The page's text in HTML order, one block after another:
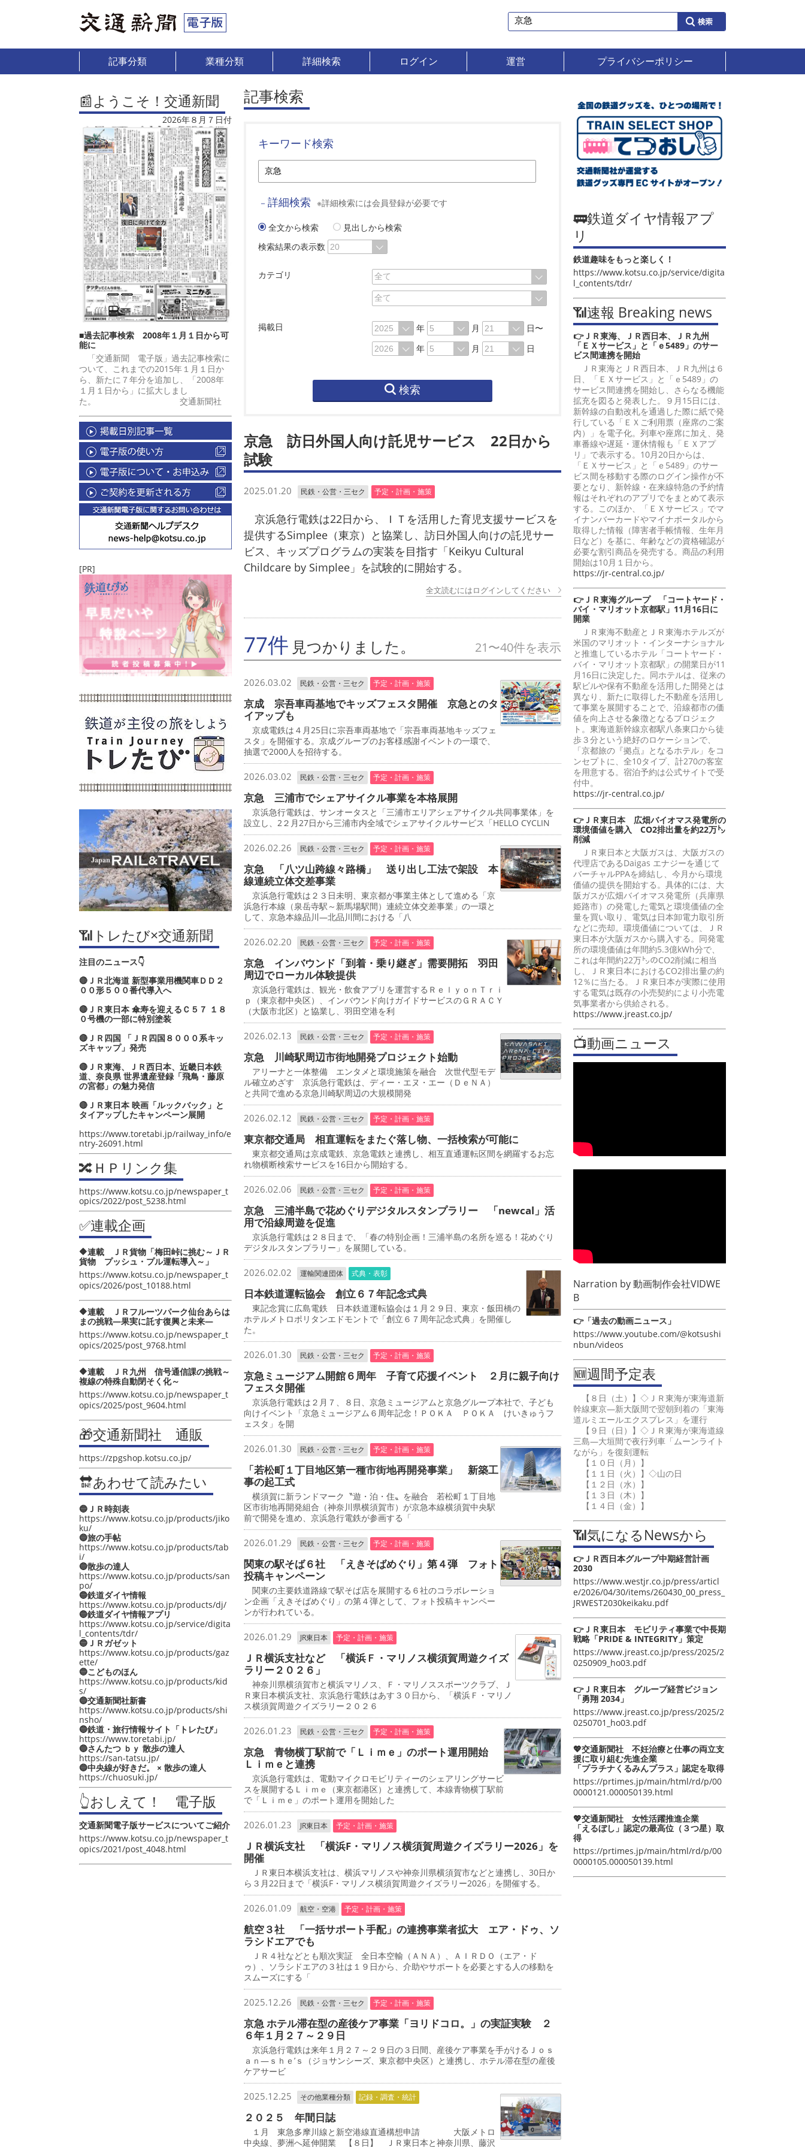
記事分類 業種分類 詳細検索 ログイン 運営 プライバシーポリシー
📰ようこそ！交通新聞
2026年８月７日付
■過去記事検索 2008年１月１日から可
能に
「交通新聞 電子版」過去記事検索に
ついて、これまでの2015年１月１日か
ら、新たに７年分を追加し、「2008年
１月１日から」に拡大しまし
た。 交通新聞社
[PR]
📶トレたび×交通新聞
注目のニュース👇
🔴ＪＲ北海道 新型事業用機関車ＤＤ２
００形５００番代導入へ
🔴ＪＲ東日本 傘寿を迎えるＣ５７ １８
０号機の一部に特別塗装
🔴ＪＲ四国 「ＪＲ四国８０００系キッ
ズキャップ」発売
🔴ＪＲ東海、ＪＲ西日本、近畿日本鉄
道、奈良県 世界遺産登録「飛鳥・藤原
の宮都」の魅力発信
🔴ＪＲ東日本 映画「ルックバック」と
タイアップしたキャンペーン展開
https://www.toretabi.jp/railway_info/e
ntry-26091.html
🔀ＨＰリンク集
https://www.kotsu.co.jp/newspaper_t
opics/2022/post_5238.html
✅連載企画
🔶連載 ＪＲ貨物「梅田峠に挑む～ＪＲ
貨物 プッシュ・プル運転導入～」
https://www.kotsu.co.jp/newspaper_t
opics/2026/post_10188.html
🔶連載 ＪＲフルーツパーク仙台あらは
まの挑戦―果実に託す復興と未来―
https://www.kotsu.co.jp/newspaper_t
opics/2025/post_9768.html
🔶連載 ＪＲ九州 信号通信課の挑戦～
複線の特殊自動閉そく化～
https://www.kotsu.co.jp/newspaper_t
opics/2025/post_9604.html
🎁交通新聞社 通販
https://zpgshop.kotsu.co.jp/
🔛あわせて読みたい
🔵ＪＲ時刻表
https://www.kotsu.co.jp/products/jiko
ku/
🔵旅の手帖
https://www.kotsu.co.jp/products/tab
i/
🔵散歩の達人
https://www.kotsu.co.jp/products/san
po/
🔵鉄道ダイヤ情報
https://www.kotsu.co.jp/products/dj/
🔵鉄道ダイヤ情報アプリ
https://www.kotsu.co.jp/service/digita
l_contents/tdr/
🔵ＪＲガゼット
https://www.kotsu.co.jp/products/gaz
ette/
🔵こどものほん
https://www.kotsu.co.jp/products/kid
s/
🔵交通新聞社新書
https://www.kotsu.co.jp/products/shi
nsho/
🔵鉄道・旅行情報サイト「トレたび」
https://www.toretabi.jp/
🔵さんたつ ｂｙ 散歩の達人
https://san-tatsu.jp/
🔵中央線が好きだ。 × 散歩の達人
https://chuosuki.jp/
👆おしえて！ 電子版
交通新聞電子版サービスについてご紹介
https://www.kotsu.co.jp/newspaper_t
opics/2021/post_4048.html
記事検索
キーワード検索
－ 詳細検索 ※詳細検索には会員登録が必要です
全文から検索
見出しから検索
検索結果の表示数
カテゴリ
掲載日 年 月
日〜
年
月 日
検索
京急 訪日外国人向け託児サービス 22日から
試験
2025.01.20 民鉄・公営・三セク 予定・計画・施策
京浜急行電鉄は22日から、ＩＴを活用した育児支援サービスを
提供するSimplee（東京）と協業し、訪日外国人向けの託児サー
ビス、キッズプログラムの実装を目指す「Keikyu Cultural
Childcare by Simplee」を試験的に開始する。
全文読むにはログインしてください
77件 見つかりました。 21〜40件を表示
2026.03.02 民鉄・公営・三セク 予定・計画・施策
京成 宗吾車両基地でキッズフェスタ開催 京急とのタ
イアップも
京成電鉄は４月25日に宗吾車両基地で「宗吾車両基地キッズフェ
スタ」を開催する。京成グループのお客様感謝イベントの一環で、
抽選で2000人を招待する。
2026.03.02 民鉄・公営・三セク 予定・計画・施策
京急 三浦市でシェアサイクル事業を本格展開
京浜急行電鉄は、サンオータスと「三浦市エリアシェアサイクル共同事業体」を
設立し、2２月27日から三浦市内全域でシェアサイクルサービス「HELLO CYCLIN
2026.02.26 民鉄・公営・三セク 予定・計画・施策
京急 「八ツ山跨線々路橋」 送り出し工法で架設 本
線連続立体交差事業
京浜急行電鉄は２３日未明、東京都が事業主体として進める「京
浜急行本線（泉岳寺駅～新馬場駅間）連続立体交差事業」の一環と
して、京急本線品川―北品川間における「八
2026.02.20 民鉄・公営・三セク 予定・計画・施策
京急 インバウンド「到着・乗り継ぎ」需要開拓 羽田
周辺でローカル体験提供
京浜急行電鉄は、観光・飲食アプリを運営するＲｅｌｙｏｎＴｒｉ
ｐ（東京都中央区）、インバウンド向けガイドサービスのＧＲＡＣＹ
（大阪市北区）と協業し、羽田空港を利
2026.02.13 民鉄・公営・三セク 予定・計画・施策
京急 川崎駅周辺市街地開発プロジェクト始動
アリーナと一体整備 エンタメと環境施策を融合 次世代型モデ
ル確立めざす 京浜急行電鉄は、ディー・エヌ・エー（ＤｅＮＡ）
と共同で進める京急川崎駅周辺の大規模開発
2026.02.12 民鉄・公営・三セク 予定・計画・施策
東京都交通局 相直運転をまたぐ落し物、一括検索が可能に
東京都交通局は京成電鉄、京急電鉄と連携し、相互直通運転区間を網羅するお忘
れ物横断検索サービスを16日から開始する。
2026.02.06 民鉄・公営・三セク 予定・計画・施策
京急 三浦半島で花めぐりデジタルスタンプラリー 「newcal」活
用で沿線周遊を促進
京浜急行電鉄は２８日まで、「春の特別企画！三浦半島の名所を巡る！花めぐり
デジタルスタンプラリー」を展開している。
2026.02.02 運輸関連団体 式典・表彰
日本鉄道運転協会 創立６７年記念式典
東記念賞に広島電鉄 日本鉄道運転協会は１月２９日、東京・飯田橋の
ホテルメトロポリタンエドモントで「創立６７周年記念式典」を開催し
た。
2026.01.30 民鉄・公営・三セク 予定・計画・施策
京急ミュージアム開館６周年 子育て応援イベント ２月に親子向け
フェスタ開催
京浜急行電鉄は２月７、８日、京急ミュージアムと京急グループ本社で、子ども
向けイベント「京急ミュージアム６周年記念！ＰＯＫＡ ＰＯＫＡ けいきゅうフ
ェスタ」を開
2026.01.30 民鉄・公営・三セク 予定・計画・施策
「若松町１丁目地区第一種市街地再開発事業」 新築工
事の起工式
横須賀に新ランドマーク〝遊・泊・住〟を融合 若松町１丁目地
区市街地再開発組合（神奈川県横須賀市）が京急本線横須賀中央駅
前で開発を進め、京浜急行電鉄が参画する「
2026.01.29 民鉄・公営・三セク 予定・計画・施策
関東の駅そば６社 「えきそばめぐり」第４弾 フォト
投稿キャンペーン
関東の主要鉄道路線で駅そば店を展開する６社のコラボレーショ
ン企画「えきそばめぐり」の第４弾として、フォト投稿キャンペー
ンが行われている。
2026.01.29 JR東日本 予定・計画・施策
ＪＲ横浜支社など 「横浜Ｆ・マリノス横須賀周遊クイズ
ラリー２０２６」
神奈川県横須賀市と横浜マリノス、Ｆ・マリノススポーツクラブ、Ｊ
Ｒ東日本横浜支社、京浜急行電鉄はあす３０日から、「横浜Ｆ・マリノ
ス横須賀周遊クイズラリー２０２６
2026.01.23 民鉄・公営・三セク 予定・計画・施策
京急 青物横丁駅前で「Ｌｉｍｅ」のポート運用開始
Ｌｉｍｅと連携
京浜急行電鉄は、電動マイクロモビリティーのシェアリングサービ
スを展開するＬｉｍｅ（東京都港区）と連携して、本線青物横丁駅前
で「Ｌｉｍｅ」のポート運用を開始した
2026.01.23 JR東日本 予定・計画・施策
ＪＲ横浜支社 「横浜F・マリノス横須賀周遊クイズラリー2026」を
開催
ＪＲ東日本横浜支社は、横浜マリノスや神奈川県横須賀市などと連携し、30日か
ら３月22日まで「横浜F・マリノス横須賀周遊クイズラリー2026」を開催する。
2026.01.09 航空・空港 予定・計画・施策
航空３社 「一括サポート手配」の連携事業者拡大 エア・ドゥ、ソ
ラシドエアでも
ＪＲ４社などとも順次実証 全日本空輸（ＡＮＡ）、ＡＩＲＤＯ（エア・ド
ゥ）、ソラシドエアの３社は１９日から、介助やサポートを必要とする人の移動を
スムーズにする「
2025.12.26 民鉄・公営・三セク 予定・計画・施策
京急 ホテル滞在型の産後ケア事業「ヨリドコロ。」の実証実験 ２
６年１月２７～２９日
京浜急行電鉄は来年１月２７～２９日の３日間、産後ケア事業を手がけるＪｏｓ
ａｎ―ｓｈｅ’ｓ（ジョサンシーズ、東京都中央区）と連携し、ホテル滞在型の産後
ケアサービ
2025.12.25 その他業種分類 記録・調査・統計
２０２５ 年間日誌
１月 東急多摩川線と新空港線直通構想申請 大阪メトロ
中央線、夢洲へ延伸開業 【８日】 ＪＲ東日本と神奈川県、藤沢
🚃鉄道ダイヤ情報アプ
リ
鉄道趣味をもっと楽しく！
https://www.kotsu.co.jp/service/digita
l_contents/tdr/
📶速報 Breaking news
👉ＪＲ東海、ＪＲ西日本、ＪＲ九州
「ＥＸサービス」と「ｅ5489」のサー
ビス間連携を開始
ＪＲ東海とＪＲ西日本、ＪＲ九州は６
日、「ＥＸサービス」と「ｅ5489」の
サービス間連携を開始し、さらなる機能
拡充を図ると発表した。９月15日には、
新幹線の自動改札を通過した際に紙で発
行している「ＥＸご利用票（座席のご案
内）」を電子化。列車や座席に加え、発
車番線や遅延・運休情報も「ＥＸアプ
リ」で表示する。10月20日からは、
「ＥＸサービス」と「ｅ5489」のサー
ビス間を移動する際のログイン操作が不
要となり、新幹線・在来線特急の予約情
報はそれぞれのアプリでをまとめて表示
する。このほか、「ＥＸサービス」でマ
イナンバーカードやマイナポータルから
取得した情報（障害者手帳情報、生年月
日など）を基に、年齢などの資格確認が
必要な割引商品を発売する。商品の利用
開始は10月１日から。
https://jr-central.co.jp/
👉ＪＲ東海グループ 「コートヤード・
バイ・マリオット京都駅」11月16日に
開業
ＪＲ東海不動産とＪＲ東海ホテルズが
米国のマリオット・インターナショナル
と推進しているホテル「コートヤード・
バイ・マリオット京都駅」の開業日が11
月16日に決定した。同ホテルは、従来の
駅ビルや保有不動産を活用した開発とは
異なり、新たに取得した不動産を活用し
て事業を展開することで、沿線都市の価
値を向上させる象徴となるプロジェク
ト。東海道新幹線京都駅八条東口から徒
歩３分という絶好のロケーションで、
「京都旅の『拠点』となるホテル」をコ
ンセプトに、全10タイプ、計270の客室
を用意する。宿泊予約は公式サイトで受
付中。
https://jr-central.co.jp/
👉ＪＲ東日本 広畑バイオマス発電所の
環境価値を購入 CO2排出量を約22万㌧
削減
ＪＲ東日本と大阪ガスは、大阪ガスの
代理店であるDaigas エナジーを通じて
バーチャルPPAを締結し、今月から環境
価値の提供を開始する。具体的には、大
阪ガスが広畑バイオマス発電所（兵庫県
姫路市）の発電した電気と環境価値の全
量を買い取り、電気は日本卸電力取引所
などに売却。環境価値については、ＪＲ
東日本が大阪ガスから購入する。同発電
所の環境価値は年間約5.3億kWh分で、
これは年間約22万㌧のCO2削減に相当
し、ＪＲ東日本におけるCO2排出量の約
12％に当たる。ＪＲ東日本が実際に使用
する電気は既存の小売契約により小売電
気事業者から供給される。
https://www.jreast.co.jp/
📺動画ニュース
Narration by動画制作会社VIDWE
B
👉「過去の動画ニュース」
https://www.youtube.com/@kotsushi
nbun/videos
🆕週間予定表
【８日（土）】◇ＪＲ東海が東海道新
幹線東京―新大阪間で翌朝到着の「東海
道ルミエールエクスプレス」を運行
【９日（日）】◇ＪＲ東海が東海道線
三島―大垣間で夜行列車「ムーンライト
ながら」を復刻運転
【１０日（月）】
【１１日（火）】◇山の日
【１２日（水）】
【１３日（木）】
【１４日（金）】
📶気になるNewsから
👉ＪＲ西日本グループ中期経営計画
2030
https://www.westjr.co.jp/press/articl
e/2026/04/30/items/260430_00_press_
JRWEST2030keikaku.pdf
👉ＪＲ東日本 モビリティ事業で中長期
戦略「PRIDE & INTEGRITY」策定
https://www.jreast.co.jp/press/2025/2
0250909_ho03.pdf
👉ＪＲ東日本 グループ経営ビジョン
「勇翔 2034」
https://www.jreast.co.jp/press/2025/2
0250701_ho03.pdf
💖交通新聞社 不妊治療と仕事の両立支
援に取り組む先進企業
「プラチナくるみんプラス」認定を取得
https://prtimes.jp/main/html/rd/p/00
0000121.000050139.html
💖交通新聞社 女性活躍推進企業
「えるぼし」認定の最高位（３つ星）取
得
https://prtimes.jp/main/html/rd/p/00
0000105.000050139.html